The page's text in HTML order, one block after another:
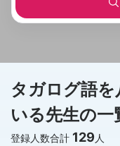
タガログ語を
いる先生の一
登録人数合計 129 人